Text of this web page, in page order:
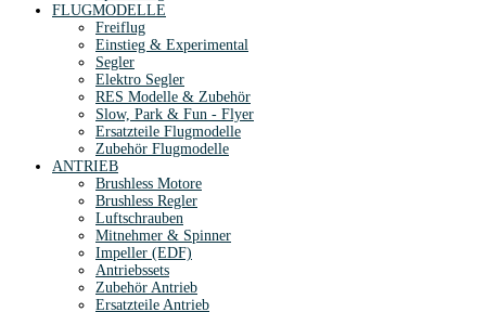
FLUGMODELLE
Freiflug
Einstieg & Experimental
Segler
Elektro Segler
RES Modelle & Zubehör
Slow, Park & Fun - Flyer
Ersatzteile Flugmodelle
Zubehör Flugmodelle
ANTRIEB
Brushless Motore
Brushless Regler
Luftschrauben
Mitnehmer & Spinner
Impeller (EDF)
Antriebssets
Zubehör Antrieb
Ersatzteile Antrieb